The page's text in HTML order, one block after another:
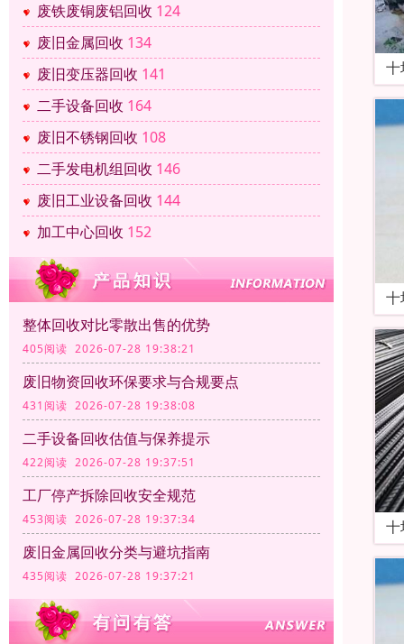
废铁废铜废铝回收 124
废旧金属回收 134
废旧变压器回收 141
二手设备回收 164
废旧不锈钢回收 108
二手发电机组回收 146
废旧工业设备回收 144
加工中心回收 152
整体回收对比零散出售的优势
405阅读 2026-07-28 19:38:21
废旧物资回收环保要求与合规要点
431阅读 2026-07-28 19:38:08
二手设备回收估值与保养提示
422阅读 2026-07-28 19:37:51
工厂停产拆除回收安全规范
453阅读 2026-07-28 19:37:34
废旧金属回收分类与避坑指南
435阅读 2026-07-28 19:37:21
十
十
十